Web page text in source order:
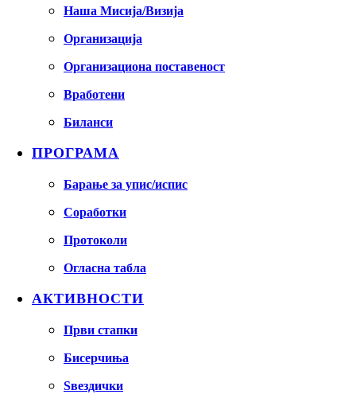
Наша Мисија/Визија
Организација
Организациона поставеност
Вработени
Биланси
ПРОГРАМА
Барање за упис/испис
Соработки
Протоколи
Огласна табла
АКТИВНОСТИ
Први стапки
Бисерчиња
Ѕвездички